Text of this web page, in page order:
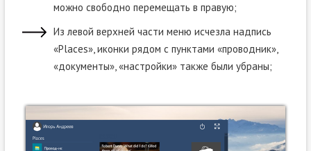
можно свободно перемещать в правую;
Из левой верхней части меню исчезла надпись
«Places», иконки рядом с пунктами «проводник»,
«документы», «настройки» также были убраны;